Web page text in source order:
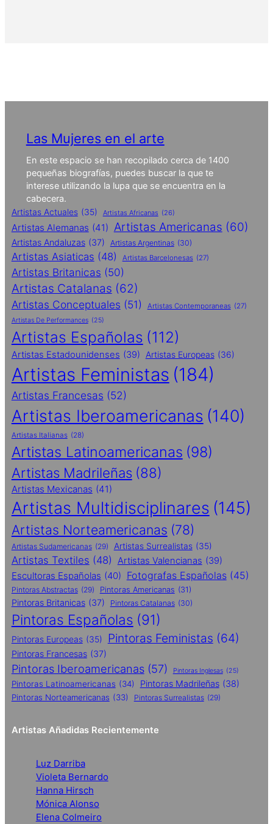
Las Mujeres en el arte
En este espacio se han recopilado cerca de 1400
pequeñas biografías, puedes buscar la que te
interese utilizando la lupa que se encuentra en la
cabecera.
Artistas Actuales (35) Artistas Africanas (26)
Artistas Alemanas (41) Artistas Americanas (60)
Artistas Andaluzas (37) Artistas Argentinas (30)
Artistas Asiaticas (48) Artistas Barcelonesas (27)
Artistas Britanicas (50)
Artistas Catalanas (62)
Artistas Conceptuales (51) Artistas Contemporaneas (27)
Artistas De Performances (25)
Artistas Españolas (112)
Artistas Estadounidenses (39) Artistas Europeas (36)
Artistas Feministas (184)
Artistas Francesas (52)
Artistas Iberoamericanas (140)
Artistas Italianas (28)
Artistas Latinoamericanas (98)
Artistas Madrileñas (88)
Artistas Mexicanas (41)
Artistas Multidisciplinares (145)
Artistas Norteamericanas (78)
Artistas Sudamericanas (29) Artistas Surrealistas (35)
Artistas Textiles (48) Artistas Valencianas (39)
Escultoras Españolas (40) Fotografas Españolas (45)
Pintoras Abstractas (29) Pintoras Americanas (31)
Pintoras Britanicas (37) Pintoras Catalanas (30)
Pintoras Españolas (91)
Pintoras Europeas (35) Pintoras Feministas (64)
Pintoras Francesas (37)
Pintoras Iberoamericanas (57) Pintoras Inglesas (25)
Pintoras Latinoamericanas (34) Pintoras Madrileñas (38)
Pintoras Norteamericanas (33) Pintoras Surrealistas (29)
Artistas Añadidas Recientemente
Luz Darriba
Violeta Bernardo
Hanna Hirsch
Mónica Alonso
Elena Colmeiro